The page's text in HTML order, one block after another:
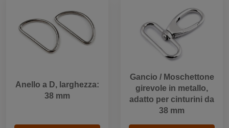
Anello a D, larghezza:
38 mm
Gancio / Moschettone
girevole in metallo,
adatto per cinturini da
38 mm